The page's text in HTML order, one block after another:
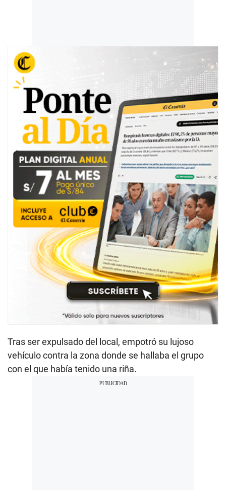
Tras ser expulsado del local, empotró su lujoso
vehículo contra la zona donde se hallaba el grupo
con el que había tenido una riña.